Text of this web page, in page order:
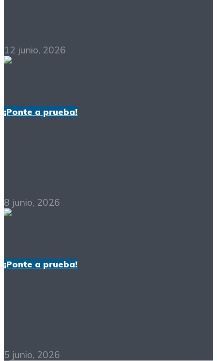
12 junio, 2026
¡Ponte a prueba!
8 junio, 2026
¡Ponte a prueba!
5 junio, 2026